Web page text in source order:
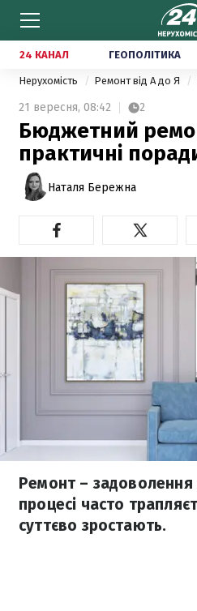
24 КАНАЛ ГЕОПОЛІТИКА
Нерухомість Ремонт від А до Я
21 вересня, 08:42 2
Бюджетний
практичні
Наталя Бережна
Ремонт –
процесі часто
суттєво зростають.